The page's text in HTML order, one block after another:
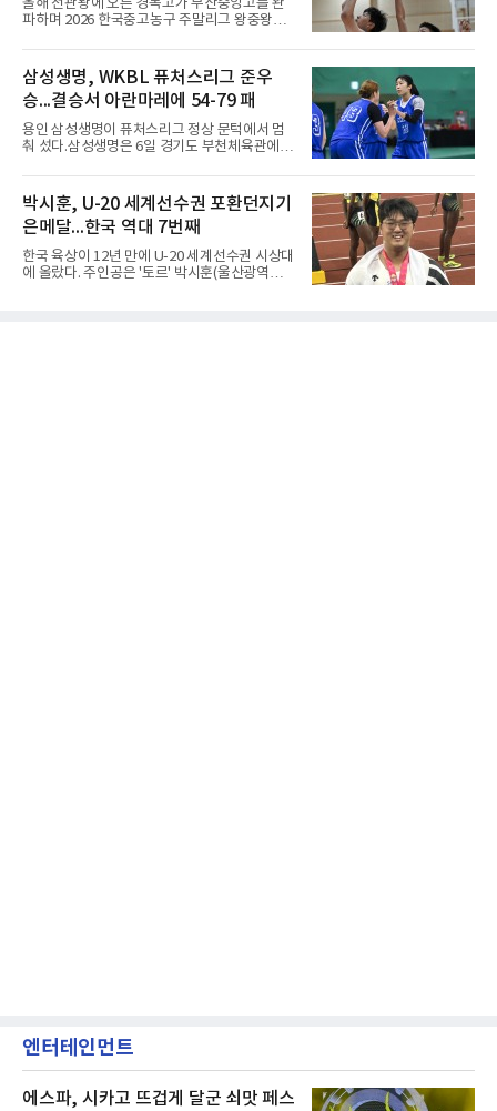
둑'이라 말할까’ 참조)일본어에서도 같은 한자를
사용한다. 일본에서는 ‘置き石(오키이시, 놓는
우)’라는 용례도 문헌에서 확인된다. 다만 현대
일본
올해 전관왕에 오른 경복고가 부산중앙고를 완
파하며 2026 한국중고농구 주말리그 왕중왕전
해남 우슬체육관에서 열린 대회 남고부 예선리
그 H조 1차전에서 부산중앙고를 98-76으로 제
압했다. 박지오가 26점, 김호원이 22점, 정우진
이 19점을 올리는 등 삼각편대의 고른 활약이 승
리를 이끌었다.경복고는 경기 초반부터 박지오
와 김호원의 내·외곽포가 고르게 터지며 주도권
을 잡았다. 전반을 40-34로 앞선 경복고는 후반
다.B조에서는 용산고가 안양고를 98-71로 꺾고
대회 2연승을 달렸다.한편 남중
삼성생명, WKBL 퓨처스리그 준우
승...결승서 아란마레에 54-79 패
용인 삼성생명이 퓨처스리그 정상 문턱에서 멈
춰 섰다.삼성생명은 6일 경기도 부천체육관에서
서 일본여자프로농구 2부 리그 아란마레에 54-
79로 졌다. 이다연이 14점을 넣었으나 20점 9리
바운드를 기록한 바이 쿰바 디야산을 앞세운 상
대를 넘지 못했다.이번 대회에 처음 출전한 아란
마레는 조별리그부터 결승까지 6전 전승을 거뒀
고, 디야산이 최우수선수(MVP)로 뽑혔다.
박시훈, U-20 세계선수권 포환던지기
은메달...한국 역대 7번째
한국 육상이 12년 만에 U-20 세계선수권 시상대
에 올랐다. 주인공은 '토르' 박시훈(울산광역시)
엔터테인먼트
에스파, 시카고 뜨겁게 달군 쇠맛 페스